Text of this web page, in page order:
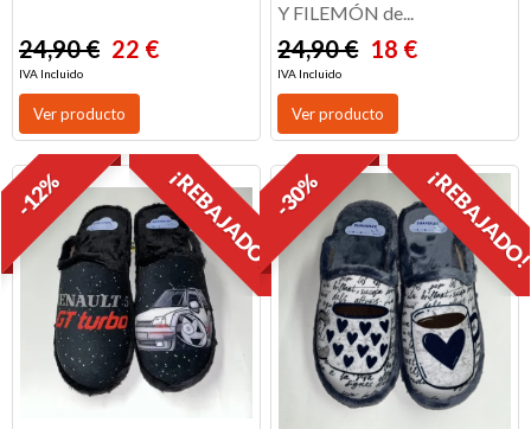
24,90 € 22 €
IVA Incluido
Ver producto
Y FILEMÓN de...
24,90 € 18 €
IVA Incluido
Ver producto
¡REBAJADO!
-12% -30%